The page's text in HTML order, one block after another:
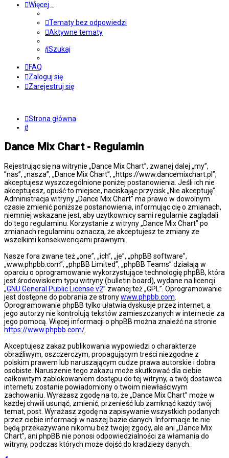
Więcej…
Tematy bez odpowiedzi
Aktywne tematy
Szukaj
FAQ
Zaloguj się
Zarejestruj się
Strona główna
Szukaj
Dance Mix Chart - Regulamin
Rejestrując się na witrynie „Dance Mix Chart”, zwanej dalej „my”,
”nas”, „nasza”, „Dance Mix Chart”, „https://www.dancemixchart.pl”,
akceptujesz wyszczególnione poniżej postanowienia. Jeśli ich nie
akceptujesz, opuść to miejsce, naciskając przycisk „Nie akceptuję”.
Administracja witryny „Dance Mix Chart” ma prawo w dowolnym
czasie zmienić poniższe postanowienia, informując cię o zmianach,
niemniej wskazane jest, aby użytkownicy sami regularnie zaglądali
do tego regulaminu. Korzystanie z witryny „Dance Mix Chart” po
zmianach regulaminu oznacza, że akceptujesz te zmiany ze
wszelkimi konsekwencjami prawnymi.
Nasze fora zwane też „one”, „ich”, „je”, „phpBB software”,
„www.phpbb.com”, „phpBB Limited”, „phpBB Teams” działają w
oparciu o oprogramowanie wykorzystujące technologię phpBB, która
jest środowiskiem typu witryny (bulletin board), wydane na licencji
„GNU General Public License v2” zwanej też „GPL”. Oprogramowanie
jest dostępne do pobrania ze stronywww.phpbb.com
Oprogramowanie phpBB tylko ułatwia dyskusje przez internet, a
jego autorzy nie kontrolują tekstów zamieszczanych w internecie za
jego pomocą. Więcej informacji o phpBB można znaleźć na stronie
https://www.phpbb.com/
Akceptujesz zakaz publikowania wypowiedzi o charakterze
obraźliwym, oszczerczym, propagującym treści niezgodne z
polskim prawem lub naruszającym cudze prawa autorskie i dobra
osobiste. Naruszenie tego zakazu może skutkować dla ciebie
całkowitym zablokowaniem dostępu do tej witryny, a twój dostawca
internetu zostanie powiadomiony o twoim niewłaściwym
zachowaniu. Wyrażasz zgodę na to, że „Dance Mix Chart” może w
każdej chwili usunąć, zmienić, przenieść lub zamknąć każdy twój
temat, post. Wyrażasz zgodę na zapisywanie wszystkich podanych
przez ciebie informacji w naszej bazie danych. Informacje te nie
będą przekazywane nikomu bez twojej zgody, ale ani „Dance Mix
Chart”, ani phpBB nie ponosi odpowiedzialności za włamania do
witryny, podczas których może dojść do kradzieży danych.